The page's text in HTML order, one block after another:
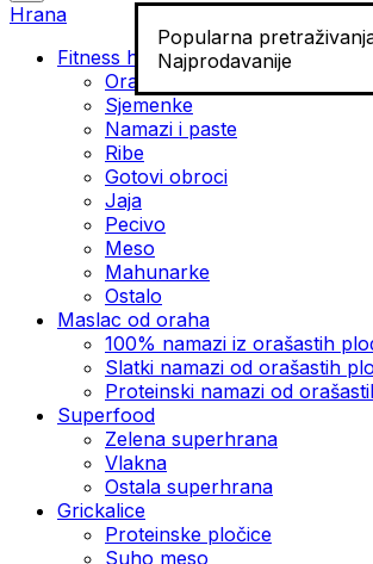
Popularna
Najprodavanije
Hrana
Fitness hrana
Orašasti plodovi
Sjemenke
Namazi i paste
Ribe
Gotovi obroci
Jaja
Pecivo
Meso
Mahunarke
Ostalo
Maslac od oraha
100% namazi iz orašastih
Slatki namazi od orašastih
Proteinski namazi od
Superfood
Zelena superhrana
Vlakna
Ostala superhrana
Grickalice
Proteinske pločice
Suho meso